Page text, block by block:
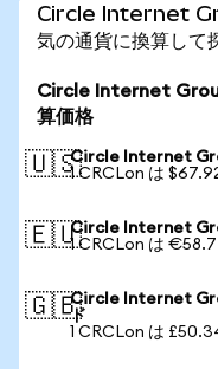
Circle Internet
気の通貨に換算して
Circle Internet
算価格
🇺🇸Circle Internet
1 CRCLon は
🇪🇺Circle Internet
1 CRCLon は
🇬🇧Circle Internet
ド
1 CRCLon は